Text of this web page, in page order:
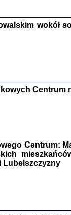
wokół
Centrum
Centrum:
Lubelszczyzny